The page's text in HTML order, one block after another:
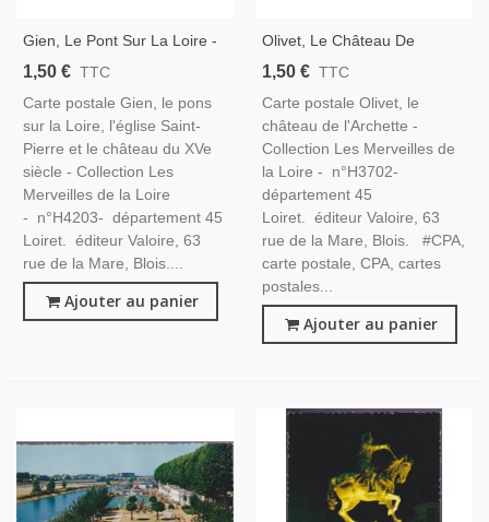
Gien, Le Pont Sur La Loire -
Carte Postale Département
1,50 € TTC
Carte postale Gien, le pons
sur la Loire, l'église Saint-
Pierre et le château du XVe
siècle - Collection Les
Merveilles de la Loire
- n°H4203- département 45
Loiret. éditeur Valoire, 63
rue de la Mare, Blois....
Ajouter au panier
Olivet, Le Château De
L'Archette - Carte Postale
1,50 € TTC
Carte postale Olivet, le
château de l'Archette -
Collection Les Merveilles de
la Loire - n°H3702-
département 45
Loiret. éditeur Valoire, 63
rue de la Mare, Blois. #CPA,
carte postale, CPA, cartes
postales...
Ajouter au panier